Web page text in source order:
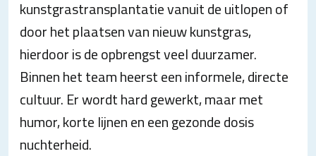
kunstgrastransplantatie vanuit de uitlopen of
door het plaatsen van nieuw kunstgras,
hierdoor is de opbrengst veel duurzamer.
Binnen het team heerst een informele, directe
cultuur. Er wordt hard gewerkt, maar met
humor, korte lijnen en een gezonde dosis
nuchterheid.